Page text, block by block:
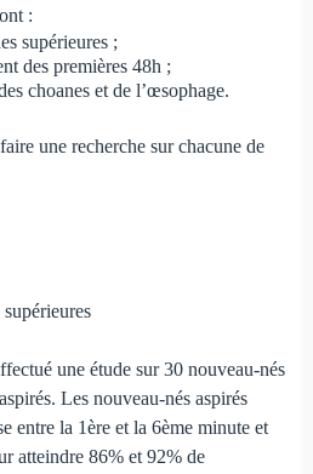
:
supérieures ;
des premières 48h ;
choanes et de l’œsophage.
une recherche sur chacune de
une étude sur 30 nou­veau-nés
Les nou­veau-nés aspirés
entre la 1ère et la 6ème minute et
atteindre 86% et 92% de